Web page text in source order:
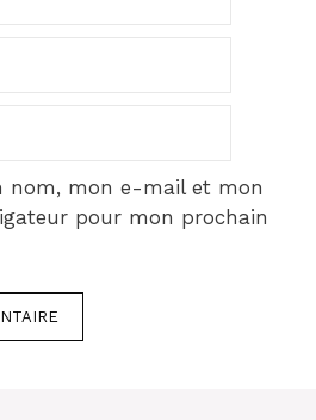
nom, mon e-mail et mon
pour mon prochain